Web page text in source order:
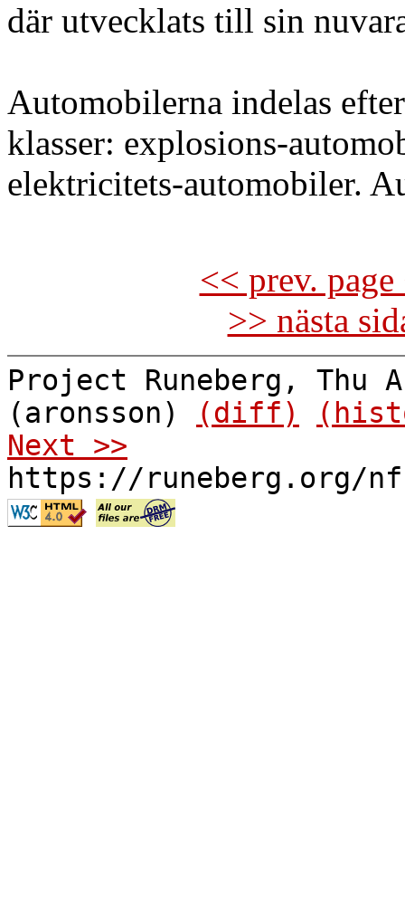
där utvecklats till sin
Automobilerna indelas
klasser: explosions-
elektricitets-automobiler.
<< prev.
>> nästa
Project Runeberg, Thu
(aronsson)
(diff)
Next >>
https://runeberg.org/